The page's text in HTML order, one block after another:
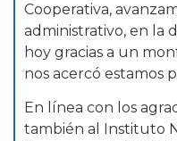
Cooperativa,
administrativo, en la
hoy gracias a un
nos acercó estamos
En línea con los
también al Instituto